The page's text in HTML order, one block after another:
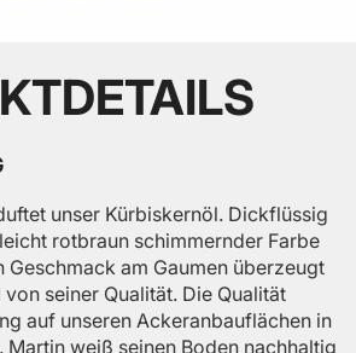
unser Kürbiskernöl. Dickflüssig
rotbraun schimmernder Farbe
Geschmack am Gaumen überzeugt
seiner Qualität. Die Qualität
auf unseren Ackeranbauflächen in
Martin weiß seinen Boden nachhaltig